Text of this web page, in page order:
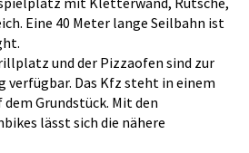
Eine 40 Meter lange Seilbahn ist
und der Pizzaofen sind zur
verfügbar. Das Kfz steht in einem
Grundstück. Mit den
lässt sich die nähere